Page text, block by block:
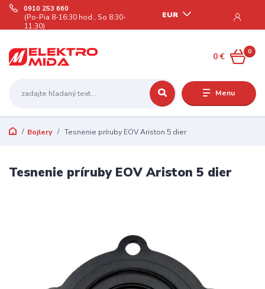
Menu
EUR
0910 253 660
(Po-Pia 8-16:30 hod., So 8:30-
11:30)
0
0 €
Bojlery Tesnenie príruby EOV Ariston 5 dier
Tesnenie príruby EOV Ariston 5 dier